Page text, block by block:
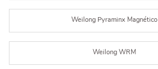
Weilong Pyraminx Magnético
Weilong WRM